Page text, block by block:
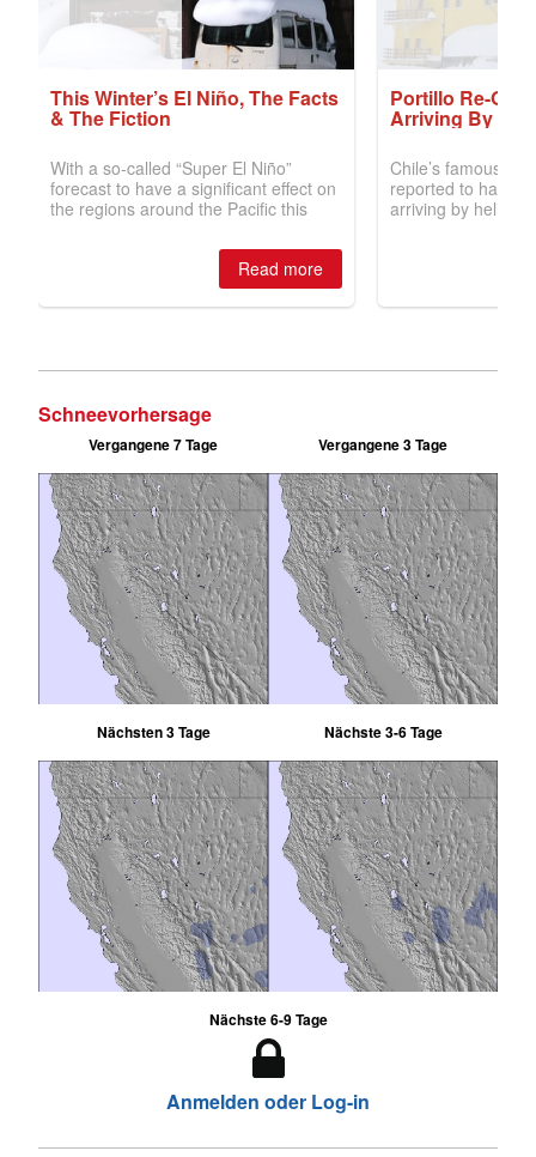
Schneevorhersage
Vergangene 7 Tage Vergangene 3 Tage
Nächsten 3 Tage Nächste 3-6 Tage
Nächste 6-9 Tage
Anmelden oder Log-in